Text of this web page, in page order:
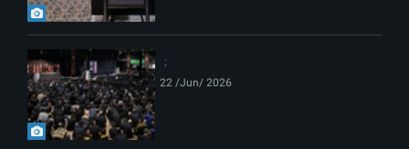
22 /Jun/ 2026